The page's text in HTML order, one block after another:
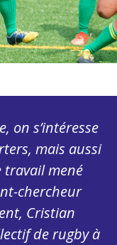
on s’intéresse
mais aussi
travail mené
chercheur
Cristian
de rugby à